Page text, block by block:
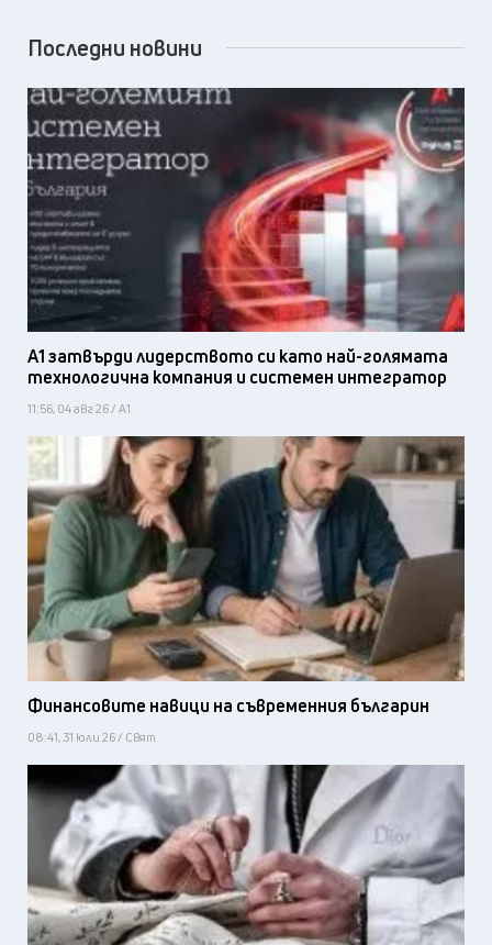
Последни новини
А1 затвърди лидерството си като най-голямата
технологична компания и системен интегратор
11:56, 04 авг 26 / А1
Финансовите навици на съвременния българин
08:41, 31 юли 26 / Свят